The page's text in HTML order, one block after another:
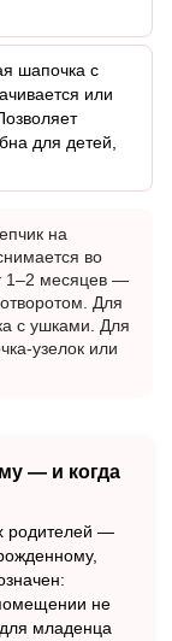
шапочка с
или
для детей,
на
во
1–2 месяцев —
Для
с ушками. Для
узелок или
— и когда
родителей —
не
младенца